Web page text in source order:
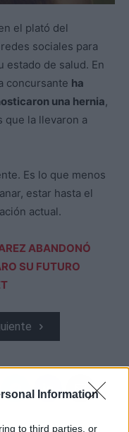
Information
to third parties, or
el plató del
sociales para
estado de salud. En
concursante ha
una hernia,
que la llevaron a
Es lo que menos
estar hasta el
actual.
ABANDONÓ
SU FUTURO